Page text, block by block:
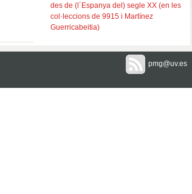
des de (l´Espanya del) segle XX (en les
col·leccions de 9915 i Martínez
Guerricabeitia)
pmg@uv.es